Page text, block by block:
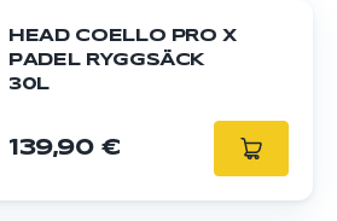
HEAD COELLO PRO X
PADEL RYGGSÄCK
30L
139,90 €